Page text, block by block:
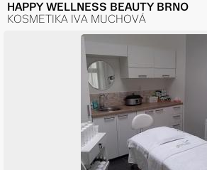
HAPPY WELLNESS BEAUTY BRNO
KOSMETIKA IVA MUCHOVÁ